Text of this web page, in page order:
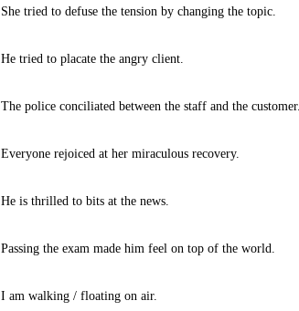
She tried to defuse the tension by changing the topic.
He tried to placate the angry client.
The police conciliated between the staff and the customer.
Everyone rejoiced at her miraculous recovery.
He is thrilled to bits at the news.
Passing the exam made him feel on top of the world.
I am walking / floating on air.